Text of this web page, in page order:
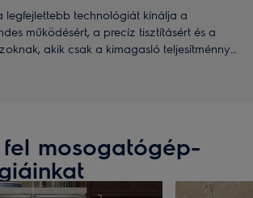
legfejlettebb technológiát kínálja a
működésért, a precíz tisztításért és a
akik csak a kimagasló teljesítménnyel
fel mosogatógép-